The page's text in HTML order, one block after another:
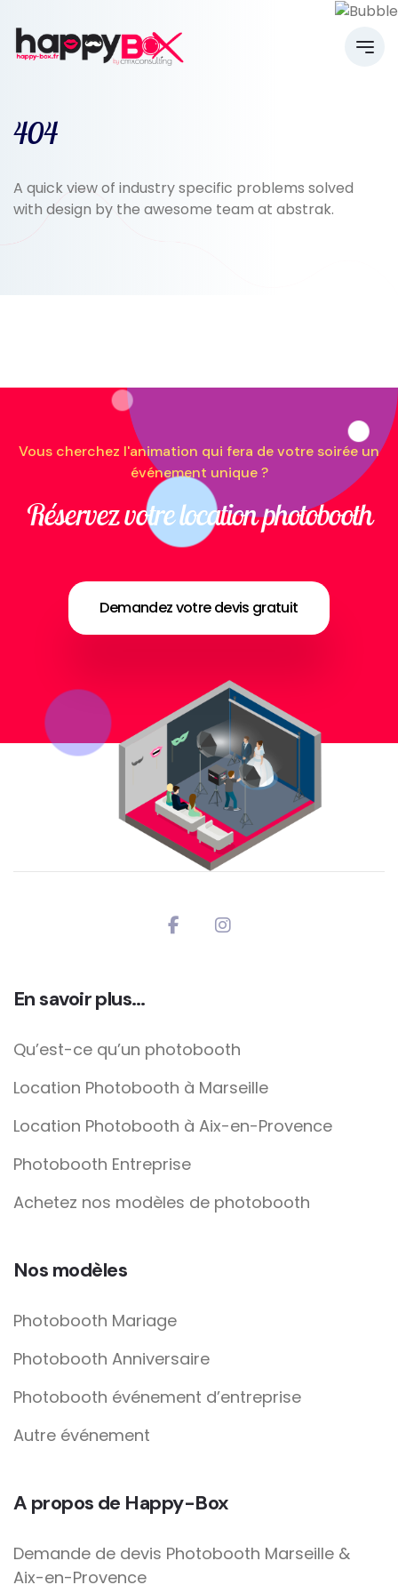
404
A quick view of industry specific problems solved
with design by the awesome team at abstrak.
Vous cherchez l'animation qui fera de votre soirée un
événement unique ?
Réservez votre location photobooth
Demandez votre devis gratuit
En savoir plus…
Qu’est-ce qu’un photobooth
Location Photobooth à Marseille
Location Photobooth à Aix-en-Provence
Photobooth Entreprise
Achetez nos modèles de photobooth
Nos modèles
Photobooth Mariage
Photobooth Anniversaire
Photobooth événement d’entreprise
Autre événement
A propos de Happy-Box
Demande de devis Photobooth Marseille &
Aix-en-Provence